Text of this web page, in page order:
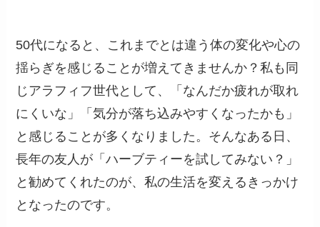
50代になると、これまでとは違う体の変化や心の
揺らぎを感じることが増えてきませんか？私も同
じアラフィフ世代として、「なんだか疲れが取れ
にくいな」「気分が落ち込みやすくなったかも」
と感じることが多くなりました。そんなある日、
長年の友人が「ハーブティーを試してみない？」
と勧めてくれたのが、私の生活を変えるきっかけ
となったのです。